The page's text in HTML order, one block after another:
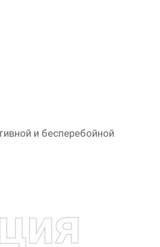
и бесперебойной